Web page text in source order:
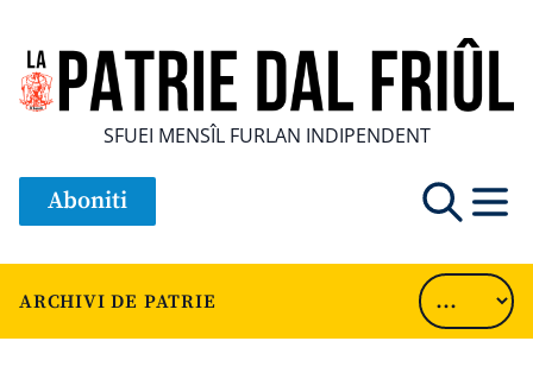
SFUEI MENSÎL FURLAN INDIPENDENT
Aboniti
ARCHIVI DE PATRIE